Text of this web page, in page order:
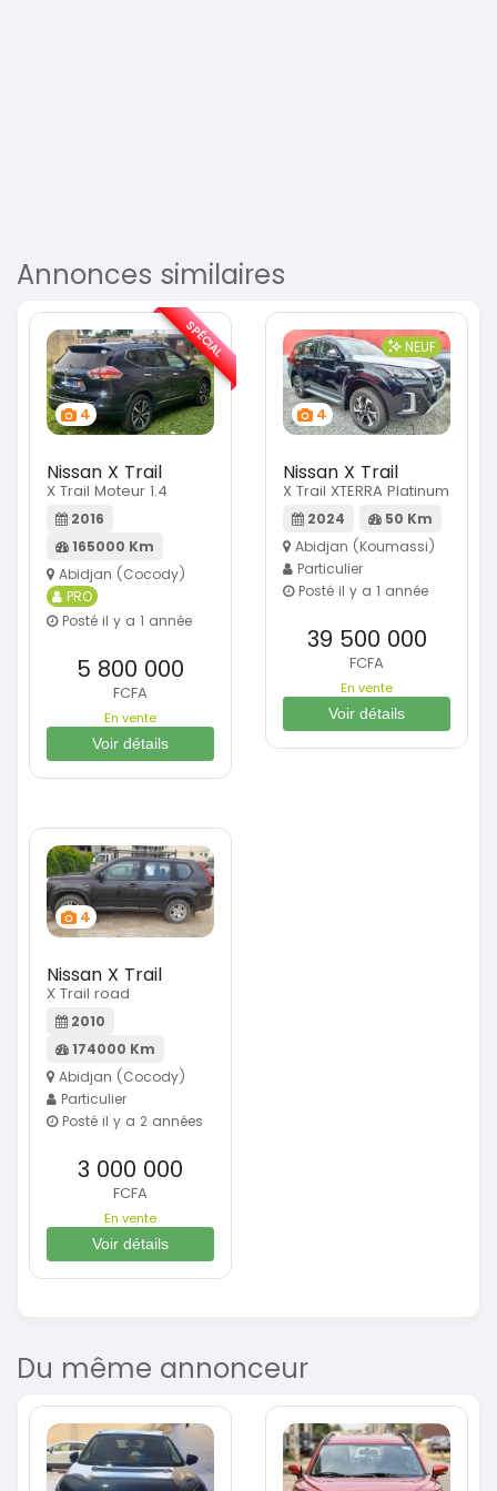
Annonces similaires
4
Nissan X Trail
X Trail Moteur 1.4
2016
165000 Km
Abidjan (Cocody)
PRO
Posté il y a 1 année
5 800 000
FCFA
En vente
Voir détails
SPÉCIAL
4
NEUF
Nissan X Trail
X Trail XTERRA Platinum
2024
50 Km
Abidjan (Koumassi)
Particulier
Posté il y a 1 année
39 500 000
FCFA
En vente
Voir détails
4
Nissan X Trail
X Trail road
2010
174000 Km
Abidjan (Cocody)
Particulier
Posté il y a 2 années
3 000 000
FCFA
En vente
Voir détails
Du même annonceur